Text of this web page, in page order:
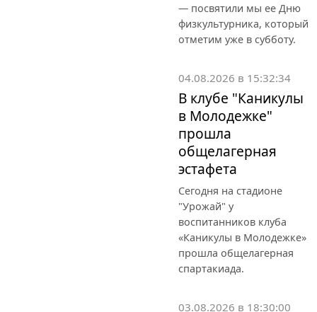
— посвятили мы ее Дню
физкультурника, который
отметим уже в субботу.
04.08.2026 в 15:32:34
В клубе "Каникулы
в Молодежке"
прошла
общелагерная
эстафета
Сегодня на стадионе
"Урожай" у
воспитанников клуба
«Каникулы в Молодежке»
прошла общелагерная
спартакиада.
03.08.2026 в 18:30:00